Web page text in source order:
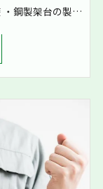
＜配管工事＞ ・配管敷設作業 ・配管の溶接 ・鋼製架台の製作など ・空気の配管 ・油配管 ・水配管 ・燃料配管などを加工 8割現場での作業となり、発電所や工場といった大きな現場も施工しています！ まずは先輩補助として軽作業から一緒に作業をしていきます。 1現場4～8名で対応し、困ったときもすぐに相談出来る環境です。